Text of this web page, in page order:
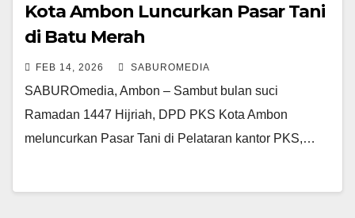
Kota Ambon Luncurkan Pasar Tani
di Batu Merah
FEB 14, 2026 SABUROMEDIA
SABUROmedia, Ambon – Sambut bulan suci
Ramadan 1447 Hijriah, DPD PKS Kota Ambon
meluncurkan Pasar Tani di Pelataran kantor PKS,…